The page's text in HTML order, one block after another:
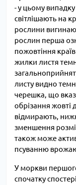
- у цьому
світлішають на
рослини
рослин перша
пожовтіння
жилки листя
листу видно
черешка, що
обрізання жовті
відмирають,
зменшення
також може
псуванню
У моркви
спочатку